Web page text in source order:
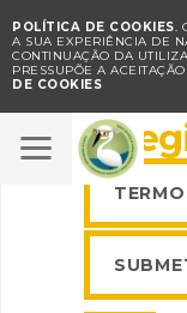
POLÍTICA DE COOKIES.
A SUA EXPERIÊNCIA DE
CONTINUAÇÃO DA
PRESSUPÕE A
DE COOKIES